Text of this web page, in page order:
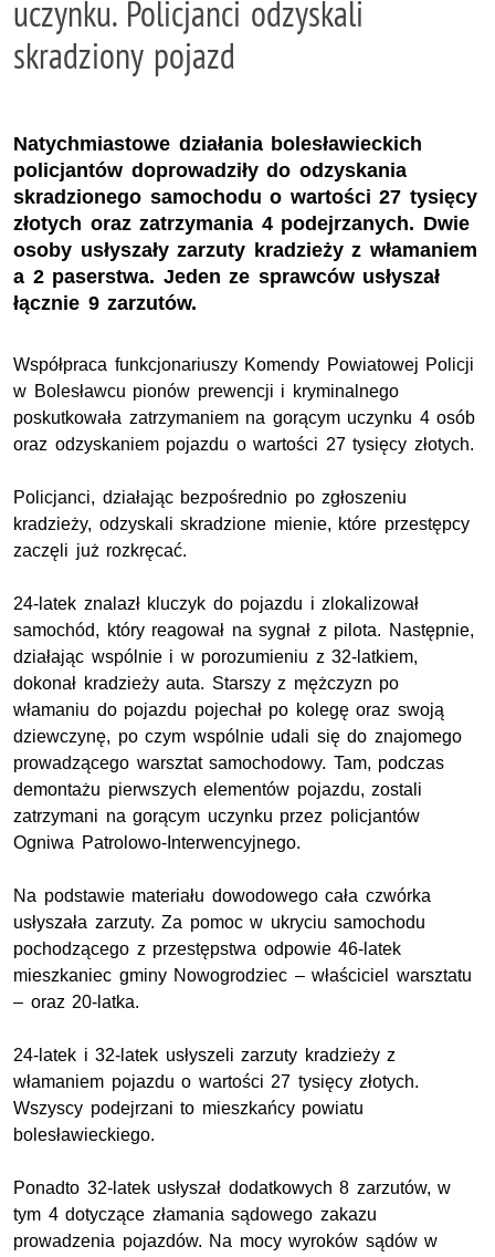
uczynku. Policjanci odzyskali
skradziony pojazd
Natychmiastowe działania bolesławieckich
policjantów doprowadziły do odzyskania
skradzionego samochodu o wartości 27 tysięcy
złotych oraz zatrzymania 4 podejrzanych. Dwie
osoby usłyszały zarzuty kradzieży z włamaniem
a 2 paserstwa. Jeden ze sprawców usłyszał
łącznie 9 zarzutów.
Współpraca funkcjonariuszy Komendy Powiatowej Policji
w Bolesławcu pionów prewencji i kryminalnego
poskutkowała zatrzymaniem na gorącym uczynku 4 osób
oraz odzyskaniem pojazdu o wartości 27 tysięcy złotych.
Policjanci, działając bezpośrednio po zgłoszeniu
kradzieży, odzyskali skradzione mienie, które przestępcy
zaczęli już rozkręcać.
24-latek znalazł kluczyk do pojazdu i zlokalizował
samochód, który reagował na sygnał z pilota. Następnie,
działając wspólnie i w porozumieniu z 32-latkiem,
dokonał kradzieży auta. Starszy z mężczyzn po
włamaniu do pojazdu pojechał po kolegę oraz swoją
dziewczynę, po czym wspólnie udali się do znajomego
prowadzącego warsztat samochodowy. Tam, podczas
demontażu pierwszych elementów pojazdu, zostali
zatrzymani na gorącym uczynku przez policjantów
Ogniwa Patrolowo-Interwencyjnego.
Na podstawie materiału dowodowego cała czwórka
usłyszała zarzuty. Za pomoc w ukryciu samochodu
pochodzącego z przestępstwa odpowie 46-latek
mieszkaniec gminy Nowogrodziec – właściciel warsztatu
– oraz 20-latka.
24-latek i 32-latek usłyszeli zarzuty kradzieży z
włamaniem pojazdu o wartości 27 tysięcy złotych.
Wszyscy podejrzani to mieszkańcy powiatu
bolesławieckiego.
Ponadto 32-latek usłyszał dodatkowych 8 zarzutów, w
tym 4 dotyczące złamania sądowego zakazu
prowadzenia pojazdów. Na mocy wyroków sądów w